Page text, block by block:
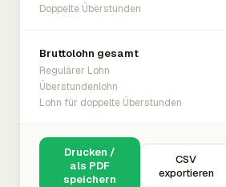
Doppelte Überstunden
Bruttolohn gesamt
Regulärer Lohn
Überstundenlohn
Lohn für doppelte Überstunden
Drucken /
als PDF
speichern
CSV
exportieren